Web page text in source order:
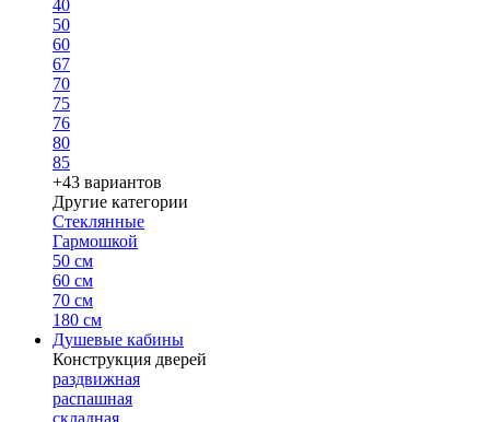
40
50
60
67
70
75
76
80
85
+43 вариантов
Другие категории
Стеклянные
Гармошкой
50 см
60 см
70 см
180 см
Душевые кабины
Конструкция дверей
раздвижная
распашная
складная